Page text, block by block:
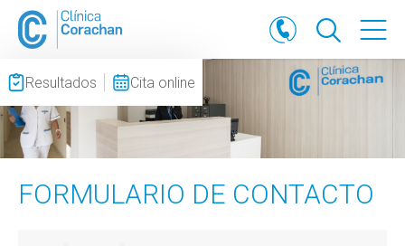
Resultados Cita online
FORMULARIO DE CONTACTO